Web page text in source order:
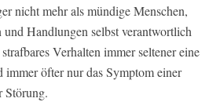
nicht mehr als mündige Menschen,
Handlungen selbst verantwortlich
Verhalten immer seltener eine
immer öfter nur das Symptom einer
Störung.